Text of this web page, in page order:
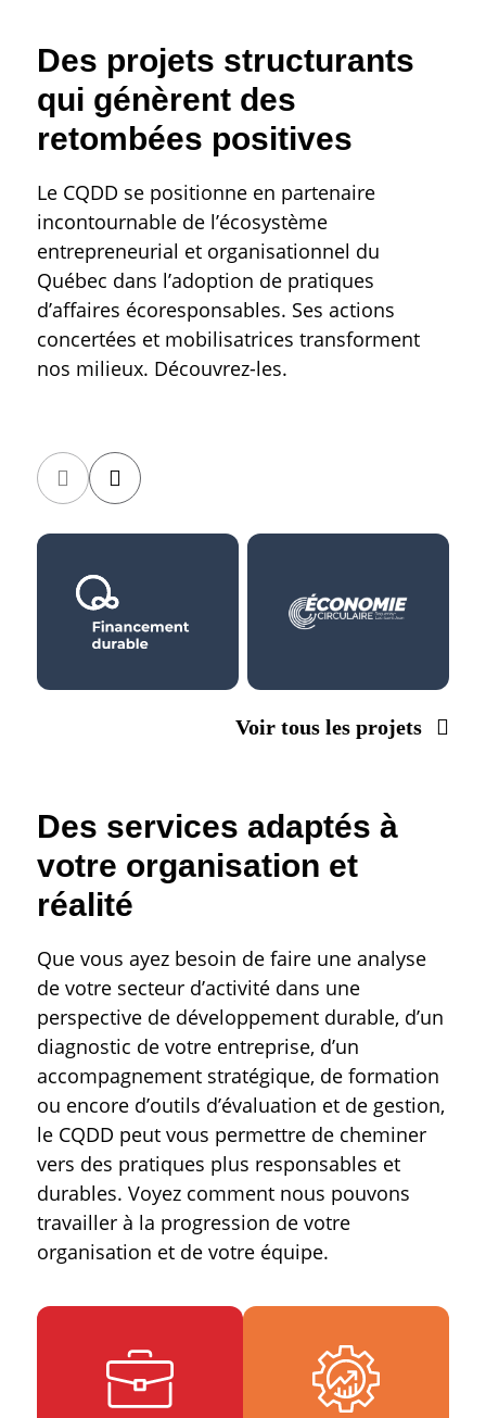
Des projets structurants
qui génèrent des
retombées positives
Le CQDD se positionne en partenaire
incontournable de l’écosystème
entrepreneurial et organisationnel du
Québec dans l’adoption de pratiques
d’affaires écoresponsables. Ses actions
concertées et mobilisatrices transforment
nos milieux. Découvrez-les.
Voir tous les projets
Des services adaptés à
votre organisation et
réalité
Que vous ayez besoin de faire une analyse
de votre secteur d’activité dans une
perspective de développement durable, d’un
diagnostic de votre entreprise, d’un
accompagnement stratégique, de formation
ou encore d’outils d’évaluation et de gestion,
le CQDD peut vous permettre de cheminer
vers des pratiques plus responsables et
durables. Voyez comment nous pouvons
travailler à la progression de votre
organisation et de votre équipe.